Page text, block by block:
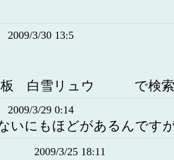
2009/3/30 13:5
板 白雪リュウ で検索
2009/3/29 0:14
いにもほどがあるんです
2009/3/25 18:11